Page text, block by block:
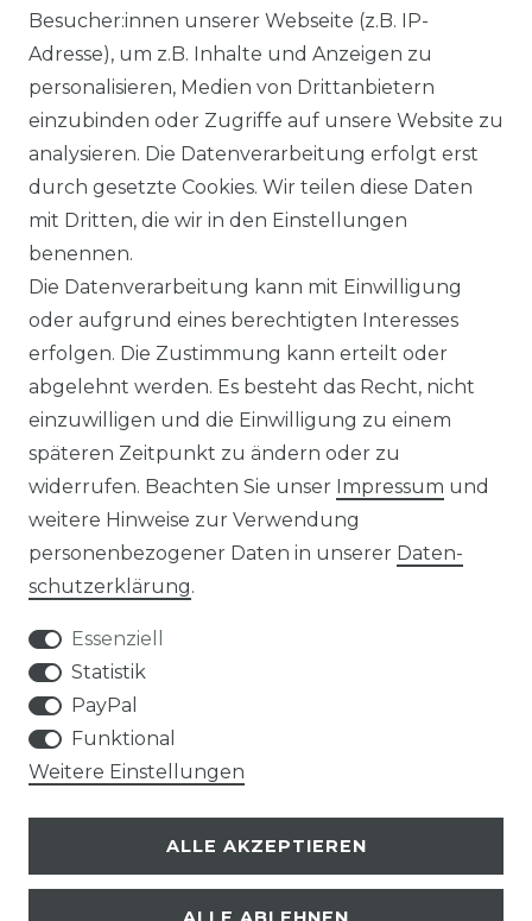
incl. ges. MwSt.
zzgl.
Impressum Daten­schutz­erklärung
AGB Widerrufs­recht
Kontakt
SERVICE
VERSANDKOSTEN
Besucher:innen unserer Webseite (z.B. IP-
Adresse), um z.B. Inhalte und Anzeigen zu
personalisieren, Medien von Drittanbietern
einzubinden oder Zugriffe auf unsere Website zu
analysieren. Die Datenverarbeitung erfolgt erst
durch gesetzte Cookies. Wir teilen diese Daten
mit Dritten, die wir in den Einstellungen
benennen.
Die Datenverarbeitung kann mit Einwilligung
oder aufgrund eines berechtigten Interesses
erfolgen. Die Zustimmung kann erteilt oder
abgelehnt werden. Es besteht das Recht, nicht
einzuwilligen und die Einwilligung zu einem
späteren Zeitpunkt zu ändern oder zu
widerrufen. Beachten Sie unser Impressum und
weitere Hinweise zur Verwendung
personenbezogener Daten in unserer Daten­
schutz­erklärung.
Essenziell
Statistik
PayPal
Funktional
Weitere Einstellungen
ALLE AKZEPTIEREN